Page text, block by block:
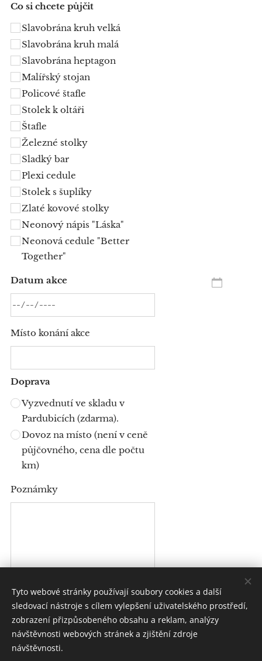
Co si chcete půjčit
Slavobrána kruh velká
Slavobrána kruh malá
Slavobrána heptagon
Malířský stojan
Policové štafle
Stolek k oltáři
Štafle
Železné stolky
Sladký bar
Plexi cedule
Stolek s šuplíky
Zlaté kovové stolky
Neonový nápis "Láska"
Neonová cedule "Better
Together"
Datum akce
Místo konání akce
Doprava
Vyzvednutí ve skladu v
Pardubicích (zdarma).
Dovoz na místo (není v ceně
půjčovného, cena dle počtu
km)
Poznámky
ODESLAT
Tyto webové stránky používají soubory cookies a další
sledovací nástroje s cílem vylepšení uživatelského prostředí,
zobrazení přizpůsobeného obsahu a reklam, analýzy
návštěvnosti webových stránek a zjištění zdroje
návštěvnosti.